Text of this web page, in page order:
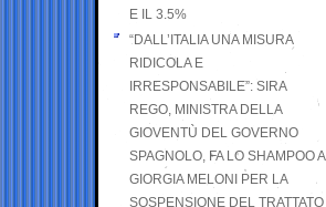
E IL 3.5%
“DALL’ITALIA UNA MISURA
RIDICOLA E
IRRESPONSABILE”: SIRA
REGO, MINISTRA DELLA
GIOVENTÙ DEL GOVERNO
SPAGNOLO, FA LO SHAMPOO A
GIORGIA MELONI PER LA
SOSPENSIONE DEL TRATTATO